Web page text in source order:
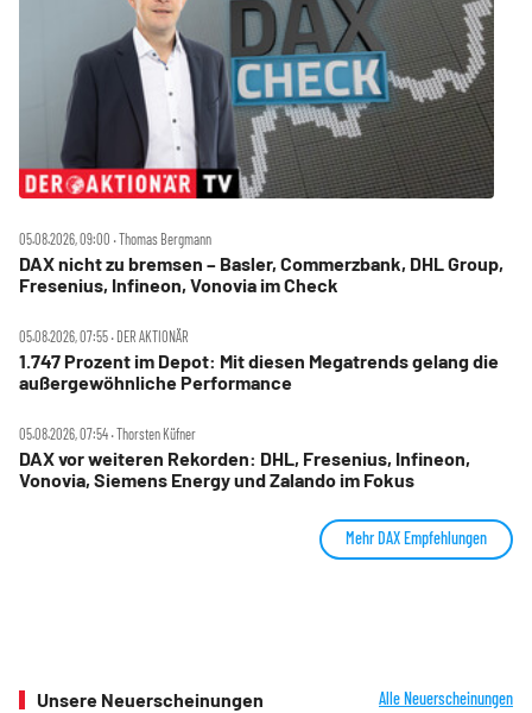
05.08.2026, 09:00 ‧ Thomas Bergmann
DAX nicht zu bremsen – Basler, Commerzbank, DHL Group,
Fresenius, Infineon, Vonovia im Check
05.08.2026, 07:55 ‧ DER AKTIONÄR
1.747 Prozent im Depot: Mit diesen Megatrends gelang die
außergewöhnliche Performance
05.08.2026, 07:54 ‧ Thorsten Küfner
DAX vor weiteren Rekorden: DHL, Fresenius, Infineon,
Vonovia, Siemens Energy und Zalando im Fokus
Mehr DAX Empfehlungen
Unsere Neuerscheinungen Alle Neuerscheinungen